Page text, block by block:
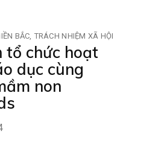
BẮC TRÁCH NHIỆM XÃ HỘI
tổ chức hoạt
dục cùng
non